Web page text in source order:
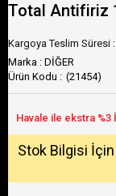
Total Antifiriz
Kargoya Teslim Süresi :
Marka : DİĞER
(21454)
Stok Bilgisi